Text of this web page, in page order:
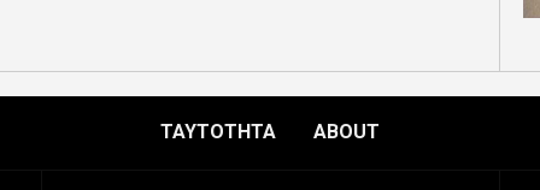
ΤΑΥΤΟΤΗΤΑ ABOUT